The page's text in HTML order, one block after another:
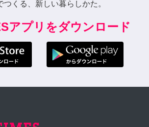
つくる、新しい暮らしかた。
アプリをダウンロード